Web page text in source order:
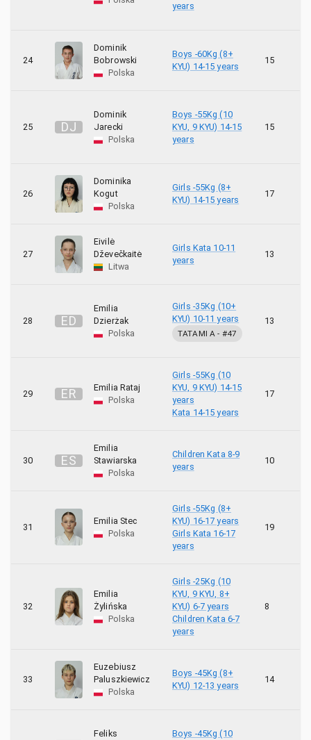
years
24
Dominik
Bobrowski
Polska
Boys -60Kg (8+
KYU) 14-15 years
15
25 DJ
Dominik
Jarecki
Polska
Boys -55Kg (10
KYU, 9 KYU) 14-15
years
15
26
Dominika
Kogut
Polska
Girls -55Kg (8+
KYU) 14-15 years
17
27
Eivilė
Dževečkaitė
Litwa
Girls Kata 10-11
years
13
28 ED
Emilia
Dzierżak
Polska
Girls -35Kg (10+
KYU) 10-11 years
TATAMI A - #47
13
29 ER
Emilia Rataj
Polska
Girls -55Kg (10
KYU, 9 KYU) 14-15
years
Kata 14-15 years
17
30 ES
Emilia
Stawiarska
Polska
Children Kata 8-9
years
10
31
Emilia Stec
Polska
Girls -55Kg (8+
KYU) 16-17 years
Girls Kata 16-17
years
19
32
Emilia
Żylińska
Polska
Girls -25Kg (10
KYU, 9 KYU, 8+
KYU) 6-7 years
Children Kata 6-7
years
8
33
Euzebiusz
Paluszkiewicz
Polska
Boys -45Kg (8+
KYU) 12-13 years
14
Feliks
Boys -45Kg (10